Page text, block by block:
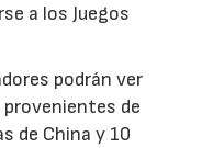
a los Juegos
podrán ver
de
de China y 10